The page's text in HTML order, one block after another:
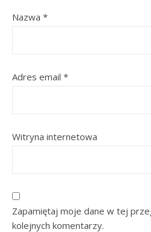
Nazwa *
Adres email *
Witryna internetowa
Zapamiętaj moje dane w tej
kolejnych komentarzy.